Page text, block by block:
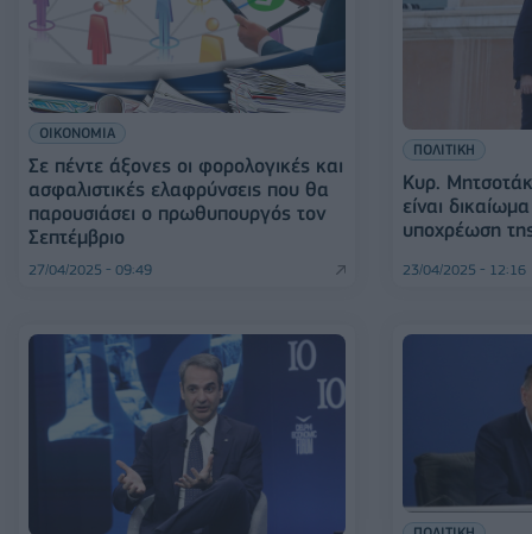
ΟΙΚΟΝΟΜΙΑ
Σε πέντε άξονες οι φορολογικές και
ασφαλιστικές ελαφρύνσεις που θα
παρουσιάσει ο πρωθυπουργός τον
Σεπτέμβριο
27/04/2025 - 09:49
ΠΟΛΙΤΙΚΗ
Κυρ.
είναι
υποχρέωση
23/04/2025 - 12:16